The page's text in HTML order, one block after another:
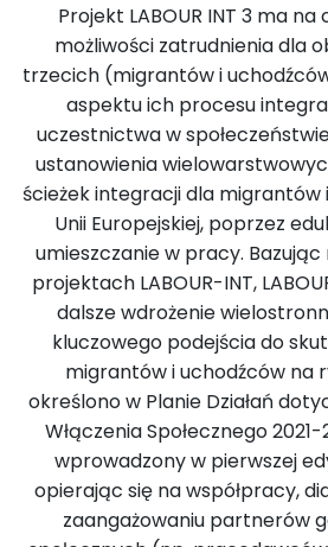
Projekt LABOUR INT 3 ma
możliwości zatrudnienia dla
trzecich (migrantów i
aspektu ich procesu
uczestnictwa w
ustanowienia
ścieżek integracji dla migrantów
Unii Europejskiej, poprzez
umieszczanie w pracy.
projektach LABOUR-INT,
dalsze wdrożenie
kluczowego podejścia do
migrantów i uchodźców na
określono w Planie Działań
Włączenia Społecznego
wprowadzony w pierwszej
opierając się na współpracy,
zaangażowaniu partnerów